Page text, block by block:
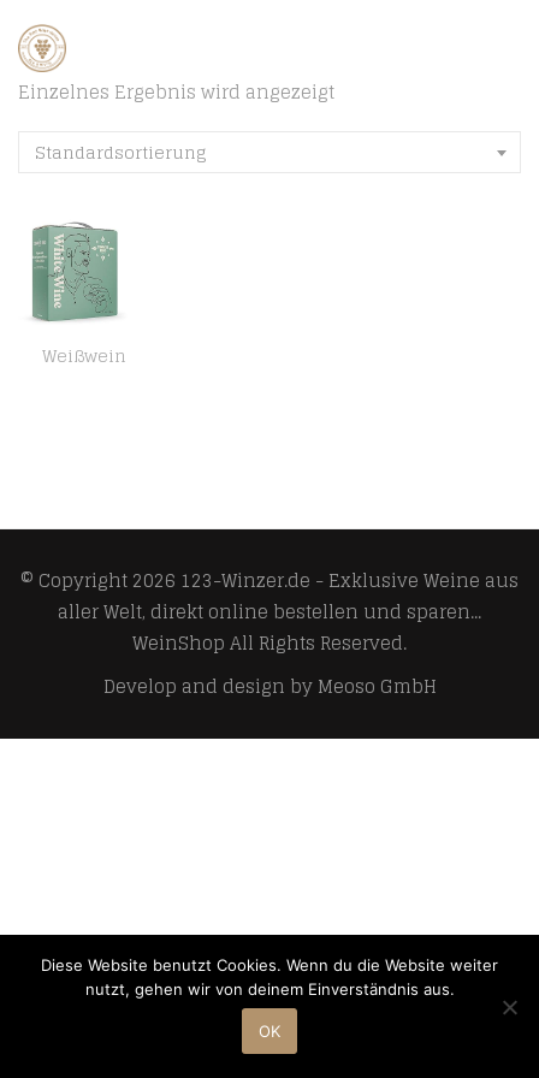
Einzelnes Ergebnis wird angezeigt
Standardsortierung
Weißwein
© Copyright 2026 123-Winzer.de - Exklusive Weine aus
aller Welt, direkt online bestellen und sparen...
WeinShopAll Rights Reserved.
Develop and design byMeoso GmbH
Diese Website benutzt Cookies. Wenn du die Website weiter
nutzt, gehen wir von deinem Einverständnis aus.
OK